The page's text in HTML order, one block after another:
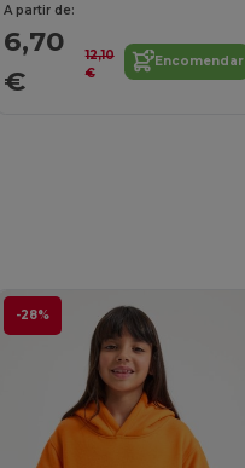
A partir de:
6,70
€
12,10
€
Encomendar
-28%